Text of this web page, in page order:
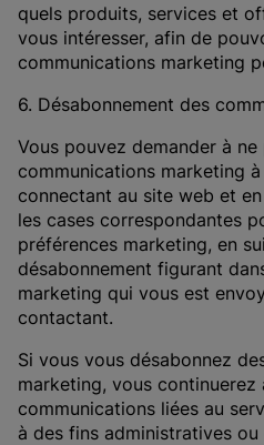
quels produits, services et
vous intéresser, afin de
communications marketing
6. Désabonnement des
Vous pouvez demander à
communications marketing
connectant au site web et
les cases correspondantes
préférences marketing, en
désabonnement figurant
marketing qui vous est
contactant.
Si vous vous désabonnez
marketing, vous continuerez
communications liées au
à des fins administratives